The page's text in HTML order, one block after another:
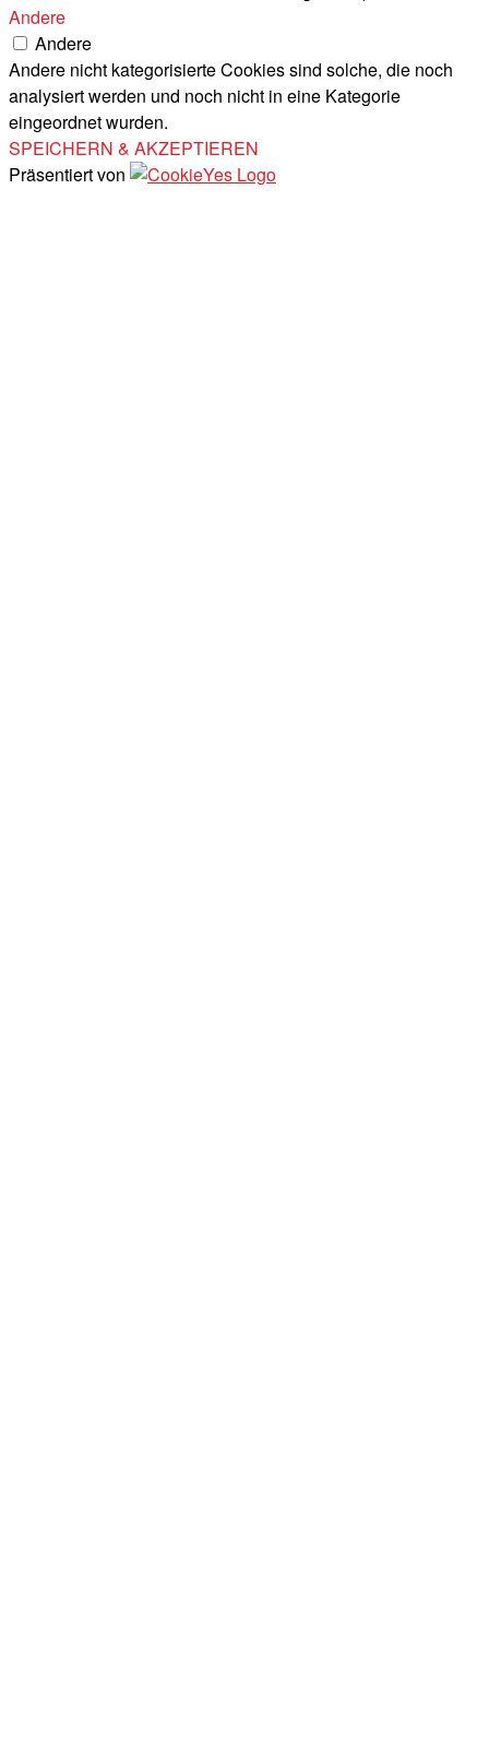
Andere
Andere
Andere nicht kategorisierte Cookies sind solche, die noch
analysiert werden und noch nicht in eine Kategorie
eingeordnet wurden.
SPEICHERN & AKZEPTIEREN
Präsentiert von